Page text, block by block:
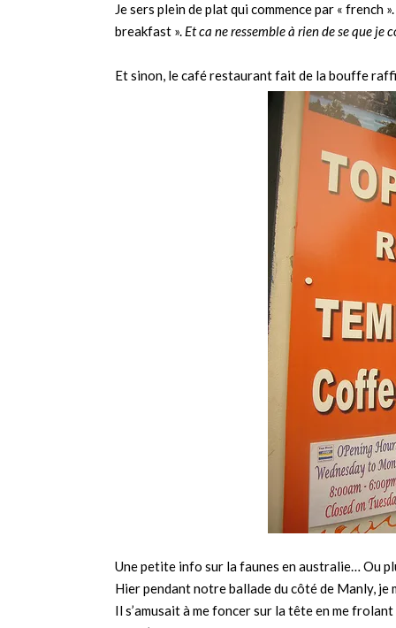
Je sers plein de plat qui commence par « french
breakfast ». Et ca ne ressemble à rien de se que
Et sinon, le café restaurant fait de la bouffe
Une petite info sur la faunes en australie… Ou
Hier pendant notre ballade du côté de Manly, je
Il s’amusait à me foncer sur la tête en me